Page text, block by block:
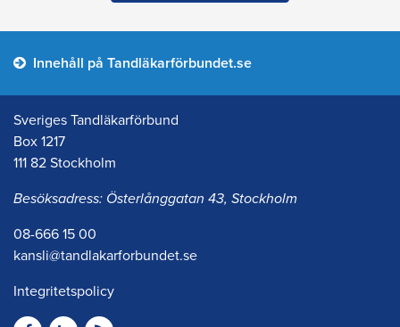
Innehåll på Tandläkarförbundet.se
Sveriges Tandläkarförbund
Box 1217
111 82 Stockholm
Besöksadress: Österlånggatan 43, Stockholm
08-666 15 00
kansli@tandlakarforbundet.se
Integritetspolicy